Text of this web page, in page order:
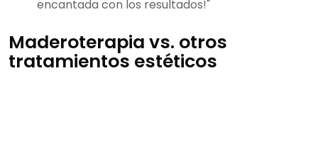
encantada con los resultados!"
Maderoterapia vs. otros
tratamientos estéticos